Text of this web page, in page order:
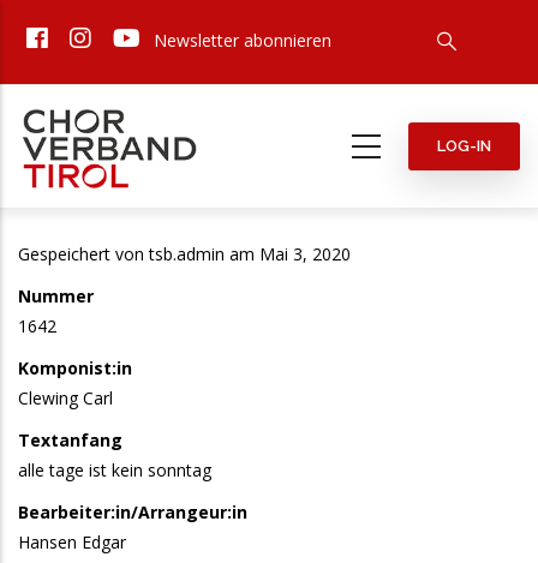
zum
Newsletter abonnieren
LOG-IN
Gespeichert vontsb.admin am Mai 3, 2020
Nummer
1642
Komponist:in
Clewing Carl
Textanfang
alle tage ist kein sonntag
Bearbeiter:in/Arrangeur:in
Hansen Edgar